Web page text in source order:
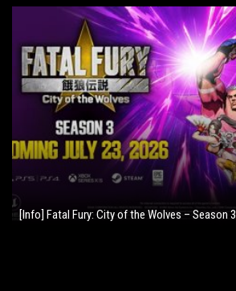
[Info] Fatal Fury: City of the Wolves – Season 3